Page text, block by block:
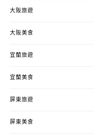
大阪旅遊
大阪美食
宜蘭旅遊
宜蘭美食
屏東旅遊
屏東美食